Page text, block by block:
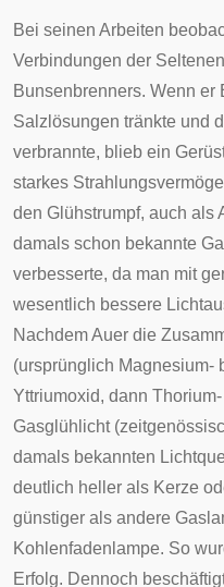
Bei seinen Arbeiten
Verbindungen der
Bunsenbrenners. Wenn er
Salzlösungen tränkte und
verbrannte, blieb ein
starkes
den Glühstrumpf, auch als
damals schon bekannte
verbesserte, da man mit
wesentlich bessere
Nachdem Auer die
(ursprünglich Magnesium-
Yttriumoxid, dann
Gasglühlicht
damals bekannten
deutlich heller als Kerze
günstiger als andere
Kohlenfadenlampe. So
Erfolg. Dennoch